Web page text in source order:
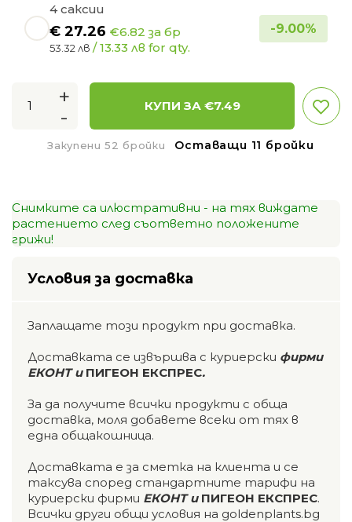
4 саксии
€ 27.26 €6.82 за бр
53.32 лв / 13.33 лв for qty.
-9.00%
+
-
КУПИ ЗА €7.49
Закупени 52 бройки Оставащи 11 бройки
Снимките са илюстративни - на тях виждате
растението след съответно положените
грижи!
Условия за доставка
Заплащате този продукт при доставка.
Доставката се извършва с куриерски фирми
ЕКОНТ и ПИГЕОН ЕКСПРЕС.
За да получите всички продукти с обща
доставка, моля добавете всеки от тях в
една общакошница.
Доставката е за сметка на клиента и се
таксува според стандартните тарифи на
куриерски фирми ЕКОНТ и ПИГЕОН ЕКСПРЕС.
Всички други общи условия на goldenplants.bg